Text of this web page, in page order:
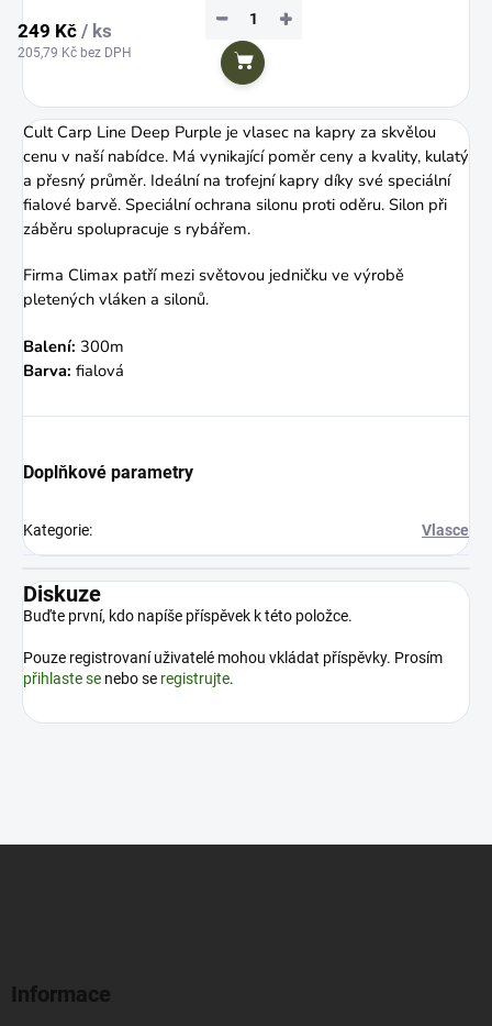
249 Kč / ks
205,79 Kč bez DPH
+
−
Do košíku
Cult Carp Line Deep Purple je vlasec na kapry za skvělou
cenu v naší nabídce. Má vynikající poměr ceny a kvality, kulatý
a přesný průměr. Ideální na trofejní kapry díky své speciální
fialové barvě. Speciální ochrana silonu proti oděru. Silon při
záběru spolupracuje s rybářem.
Firma Climax patří mezi světovou jedničku ve výrobě
pletených vláken a silonů.
Balení: 300m
Barva: fialová
Doplňkové parametry
Kategorie: Vlasce
Diskuze
Buďte první, kdo napíše příspěvek k této položce.
Pouze registrovaní uživatelé mohou vkládat příspěvky. Prosím
přihlaste se nebo se registrujte.
Informace